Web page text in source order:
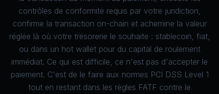
contrôles de conformité requis par votre juridiction,
confirme la transaction on-chain et achemine la valeur
réglée là où votre trésorerie le souhaite : stablecoin, fiat,
ou dans un hot wallet pour du capital de roulement
immédiat. Ce qui est difficile, ce n'est pas d'accepter le
paiement. C'est de le faire aux normes PCI DSS Level 1
tout en restant dans les règles FATF contre le